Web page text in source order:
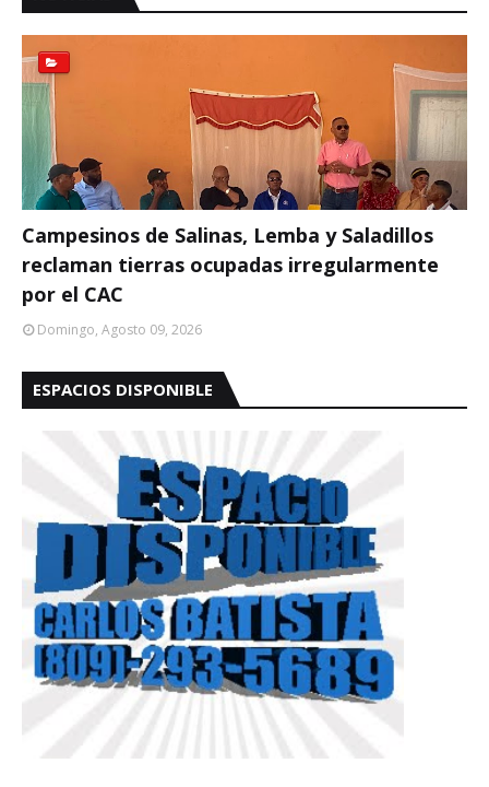
Campesinos de Salinas, Lemba y Saladillos
reclaman tierras ocupadas irregularmente
por el CAC
Domingo, Agosto 09, 2026
ESPACIOS DISPONIBLE